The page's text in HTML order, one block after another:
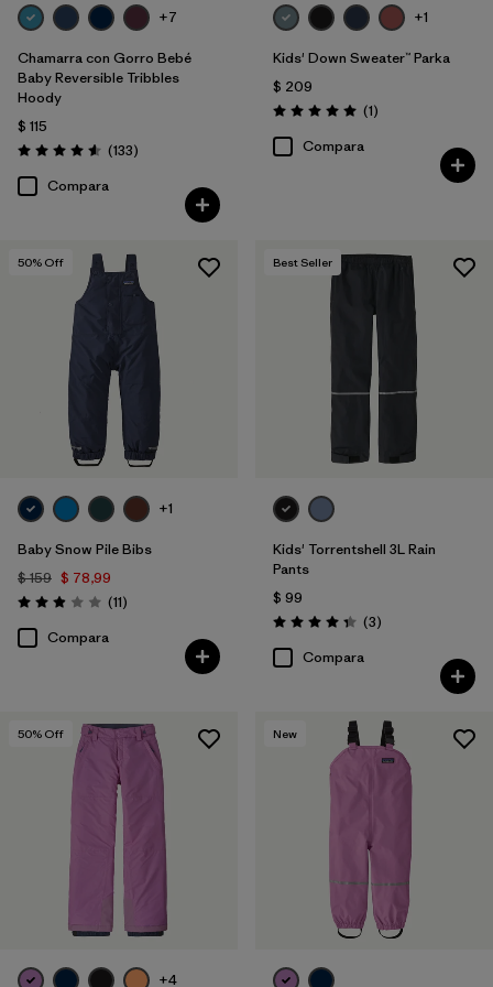
+7
Chamarra con Gorro Bebé
Baby Reversible Tribbles
Hoody
$ 115
Valoración: 4.6 / 5
(133Comentarios
)
Compara
+1
Kids' Down Sweater™ Parka
$ 209
Valoración: 5.0 / 5
(1Comentarios
)
Compara
50% Off
+1
Baby Snow Pile Bibs
$ 159 $ 78,99
Valoración: 2.9 / 5
(11Comentarios
)
Compara
Best Seller
Kids' Torrentshell 3L Rain
Pants
$ 99
Valoración: 4.3 / 5
(3Comentarios
)
Compara
50% Off
+4
New